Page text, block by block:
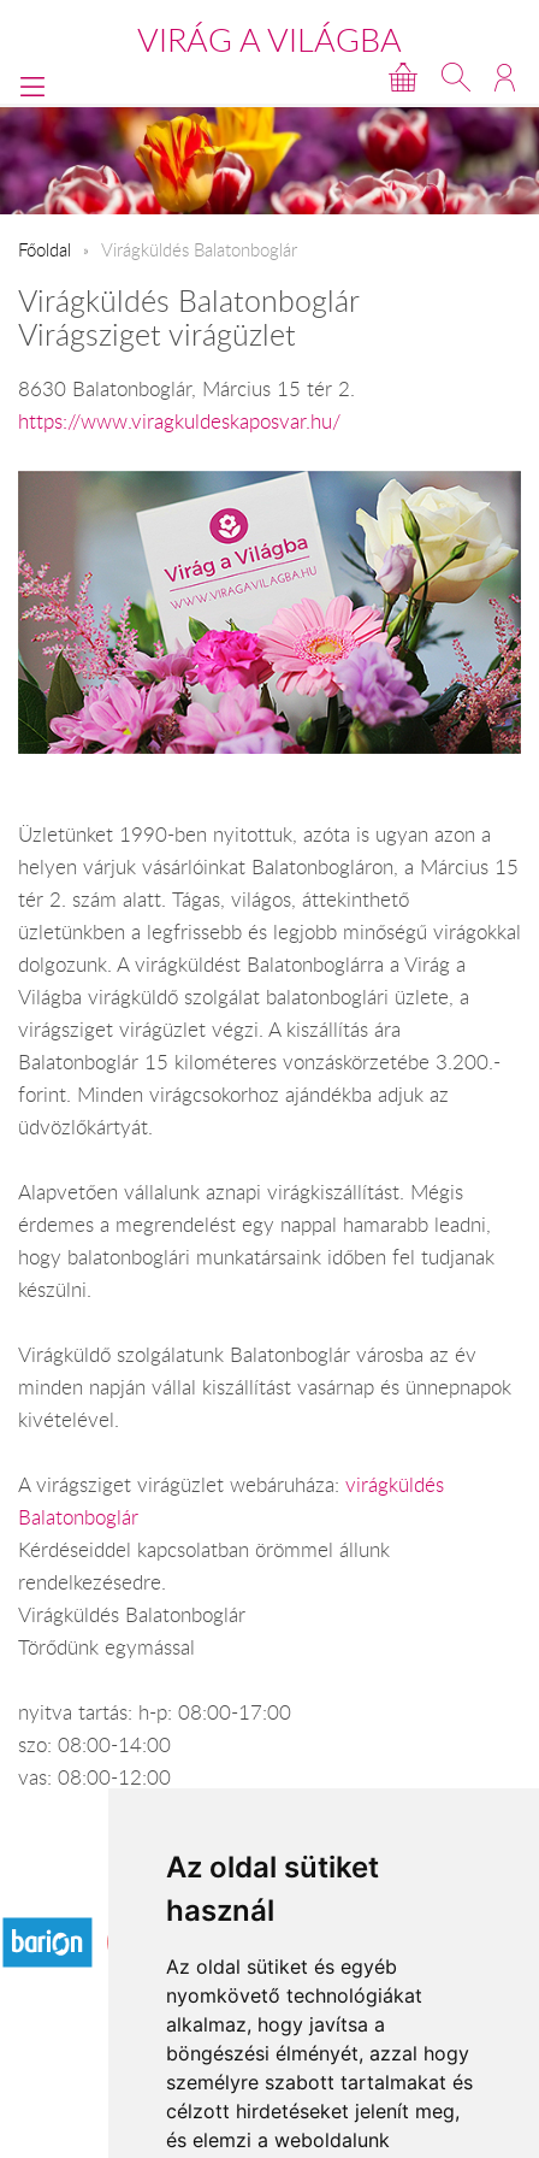
Az oldal sütiket
használ
Az oldal sütiket és egyéb
nyomkövető technológiákat
alkalmaz, hogy javítsa a
böngészési élményét, azzal hogy
személyre szabott tartalmakat és
célzott hirdetéseket jelenít meg,
és elemzi a weboldalunk
VIRÁG A VILÁGBA
Főoldal Virágküldés Balatonboglár
Virágküldés Balatonboglár
Virágsziget virágüzlet
8630 Balatonboglár, Március 15 tér 2.
https://www.viragkuldeskaposvar.hu/
Üzletünket 1990-ben nyitottuk, azóta is ugyan azon a
helyen várjuk vásárlóinkat Balatonbogláron, a Március 15
tér 2. szám alatt. Tágas, világos, áttekinthető
üzletünkben a legfrissebb és legjobb minőségű virágokkal
dolgozunk. A virágküldést Balatonboglárra a Virág a
Világba virágküldő szolgálat balatonboglári üzlete, a
virágsziget virágüzlet végzi. A kiszállítás ára
Balatonboglár 15 kilométeres vonzáskörzetébe 3.200.-
forint. Minden virágcsokorhoz ajándékba adjuk az
üdvözlőkártyát.
Alapvetően vállalunk aznapi virágkiszállítást. Mégis
érdemes a megrendelést egy nappal hamarabb leadni,
hogy balatonboglári munkatársaink időben fel tudjanak
készülni.
Virágküldő szolgálatunk Balatonboglár városba az év
minden napján vállal kiszállítást vasárnap és ünnepnapok
kivételével.
A virágsziget virágüzlet webáruháza: virágküldés
Balatonboglár
Kérdéseiddel kapcsolatban örömmel állunk
rendelkezésedre.
Virágküldés Balatonboglár
Törődünk egymással
nyitva tartás: h-p: 08:00-17:00
szo: 08:00-14:00
vas: 08:00-12:00
Elfogadott fizetési módok
Rólunk
Általános információ
Kapcsolat